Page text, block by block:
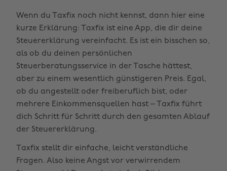
Wenn du Taxfix noch nicht kennst, dann hier eine
kurze Erklärung: Taxfix ist eine App, die dir deine
Steuererklärung vereinfacht. Es ist ein bisschen so,
als ob du deinen persönlichen
Steuerberatungsservice in der Tasche hättest,
aber zu einem wesentlich günstigeren Preis. Egal,
ob du angestellt oder freiberuflich bist, oder
mehrere Einkommensquellen hast – Taxfix führt
dich Schritt für Schritt durch den gesamten Ablauf
der Steuererklärung.
Taxfix stellt dir einfache, leicht verständliche
Fragen. Also keine Angst vor verwirrendem